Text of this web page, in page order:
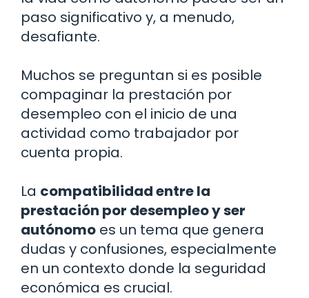
paso significativo y, a menudo,
desafiante.
Muchos se preguntan si es posible
compaginar la prestación por
desempleo con el inicio de una
actividad como trabajador por
cuenta propia.
La compatibilidad entre la
prestación por desempleo y ser
autónomo es un tema que genera
dudas y confusiones, especialmente
en un contexto donde la seguridad
económica es crucial.